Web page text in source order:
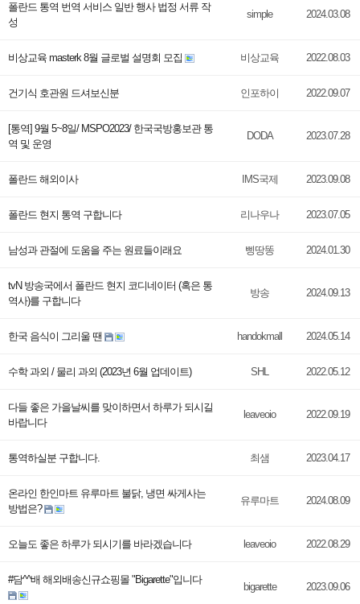
폴란드 통역 번역 서비스 일반 행사 법정 서류 작
성
simple 2024.03.08
비상교육 masterk 8월 글로벌 설명회 모집 비상교육 2022.08.03
건기식 호관원 드셔보신분 인포하이 2022.09.07
[통역] 9월 5~8일/ MSPO2023/ 한국국방홍보관 통
역 및 운영
DODA 2023.07.28
폴란드 해외이사 IMS국제 2023.09.08
폴란드 현지 통역 구합니다 리나우나 2023.07.05
남성과 관절에 도움을 주는 원료들이래요 삥땅똥 2024.01.30
tvN 방송국에서 폴란드 현지 코디네이터 (혹은 통
역사)를 구합니다
방송 2024.09.13
한국 음식이 그리울 땐 handokmall 2024.05.14
수학 과외 / 물리 과외 (2023년 6월 업데이트) SHL 2022.05.12
다들 좋은 가을날씨를 맞이하면서 하루가 되시길
바랍니다
leaveoio 2022.09.19
통역하실분 구합니다. 최샘 2023.04.17
온라인 한인마트 유루마트 불닭, 냉면 싸게사는
방법은?
유루마트 2024.08.09
오늘도 좋은 하루가 되시기를 바라겠습니다 leaveoio 2022.08.29
#담^^배 해외배송신규쇼핑몰 "Bigarette"입니다
bigarette 2023.09.06